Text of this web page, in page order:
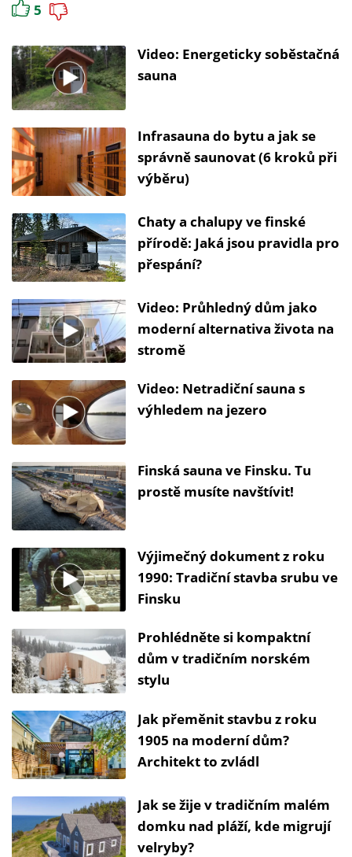
5
Video: Energeticky soběstačná
sauna
Infrasauna do bytu a jak se
správně saunovat (6 kroků při
výběru)
Chaty a chalupy ve finské
přírodě: Jaká jsou pravidla pro
přespání?
Video: Průhledný dům jako
moderní alternativa života na
stromě
Video: Netradiční sauna s
výhledem na jezero
Finská sauna ve Finsku. Tu
prostě musíte navštívit!
Výjimečný dokument z roku
1990: Tradiční stavba srubu ve
Finsku
Prohlédněte si kompaktní
dům v tradičním norském
stylu
Jak přeměnit stavbu z roku
1905 na moderní dům?
Architekt to zvládl
Jak se žije v tradičním malém
domku nad pláží, kde migrují
velryby?